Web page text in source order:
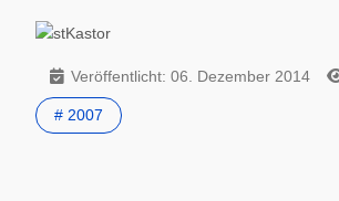
Veröffentlicht: 06. Dezember 2014
# 2007